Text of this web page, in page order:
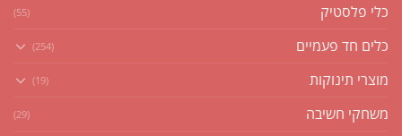
כלי פלסטיק (55)
כלים חד פעמיים (254)
מוצרי תינוקות (19)
משחקי חשיבה (29)